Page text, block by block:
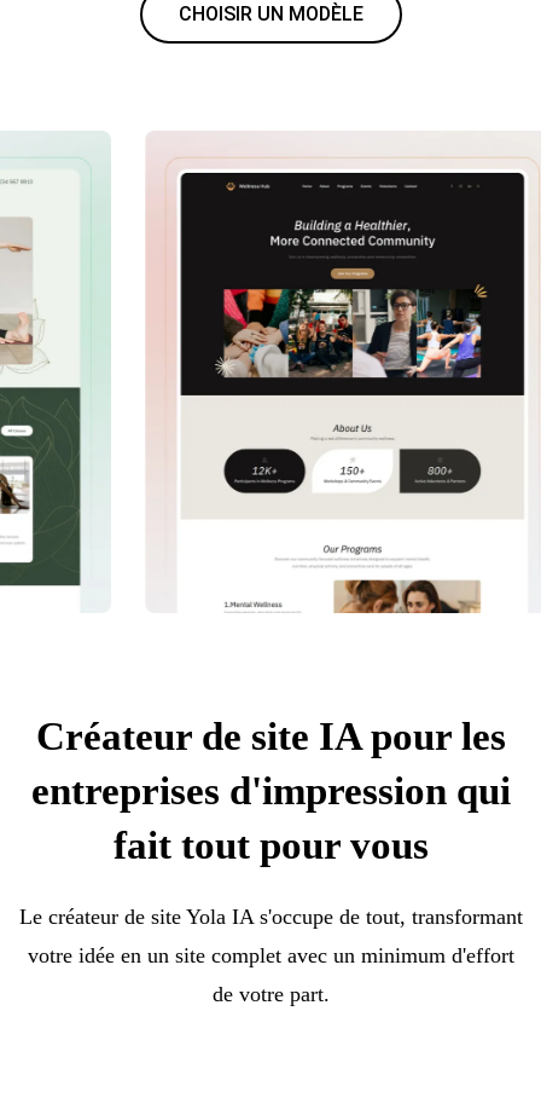
CHOISIR UN MODÈLE
Créateur de site IA pour les
entreprises d'impression qui
fait tout pour vous
Le créateur de site Yola IA s'occupe de tout, transformant
votre idée en un site complet avec un minimum d'effort
de votre part.